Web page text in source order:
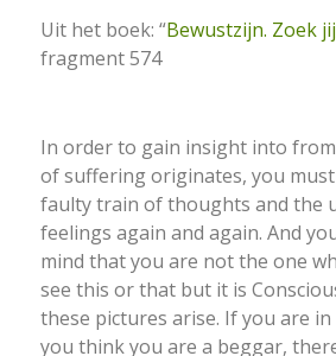
Uit het boek: “Bewustzijn. Zoek
fragment 574
In order to gain insight into
of suffering originates, you
faulty train of thoughts and the
feelings again and again. And
mind that you are not the one
see this or that but it is
these pictures arise. If you are
you think you are a beggar,